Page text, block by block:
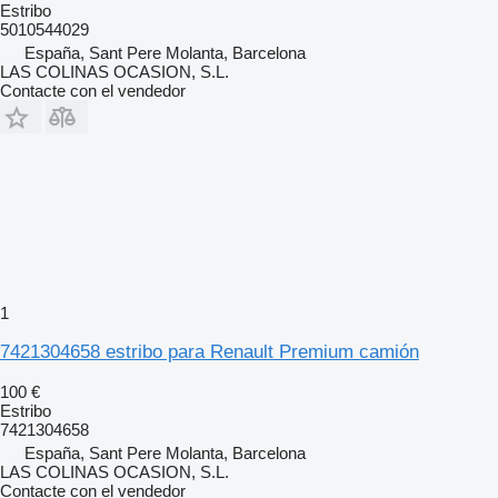
Estribo
5010544029
España, Sant Pere Molanta, Barcelona
LAS COLINAS OCASION, S.L.
Contacte con el vendedor
1
7421304658 estribo para Renault Premium camión
100 €
Estribo
7421304658
España, Sant Pere Molanta, Barcelona
LAS COLINAS OCASION, S.L.
Contacte con el vendedor